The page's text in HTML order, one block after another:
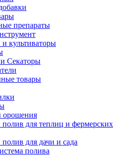
препараты
культиваторы
Секаторы
товары
орошения
для теплиц и фермерских
для дачи и сада
полива